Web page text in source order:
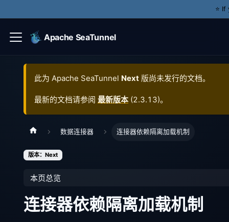
⭐️
Apache SeaTunnel
此为 Apache SeaTunnel Next 版尚未发行的文档。
最新的文档请参阅 最新版本 (2.3.13)。
数据连接器 连接器依赖隔离加载机制
版本：Next
本页总览
连接器依赖隔离加载机制